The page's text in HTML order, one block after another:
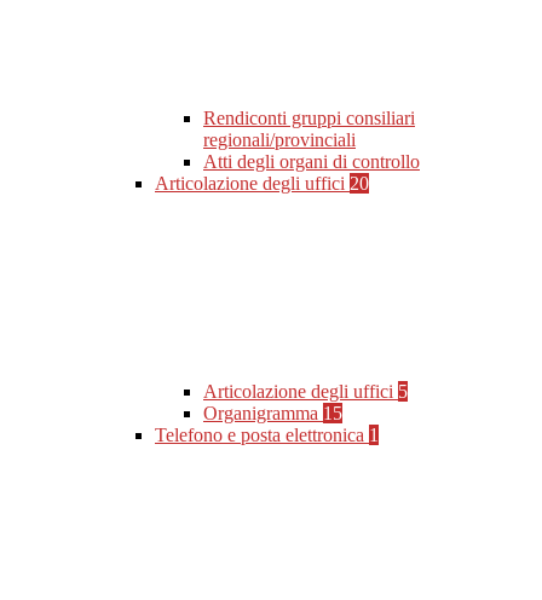
Rendiconti gruppi consiliari
regionali/provinciali
Atti degli organi di controllo
Articolazione degli uffici 20
Articolazione degli uffici 5
Organigramma 15
Telefono e posta elettronica 1